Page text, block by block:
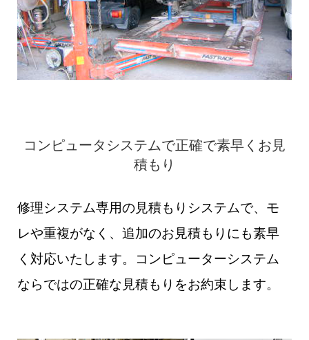
コンピュータシステムで正確で素早くお見
積もり
修理システム専用の見積もりシステムで、モ
レや重複がなく、追加のお見積もりにも素早
く対応いたします。コンピューターシステム
ならではの正確な見積もりをお約束します。